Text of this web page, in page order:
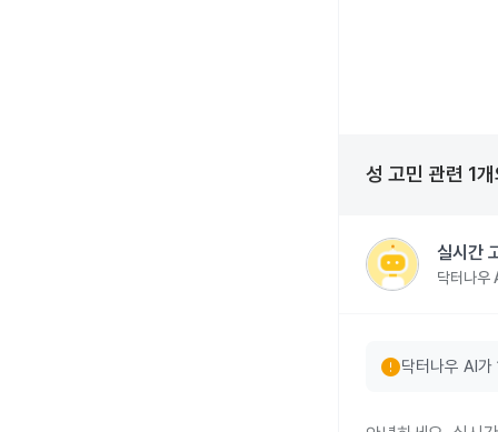
성 고민 관련 1
실시간
닥터나우
error닥터나우 AI